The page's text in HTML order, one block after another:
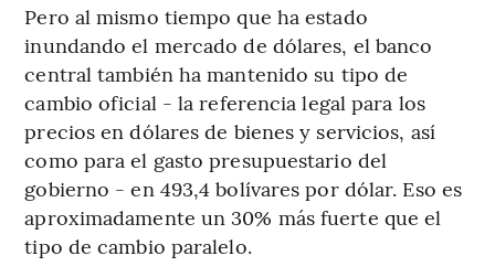
Pero al mismo tiempo que ha estado
inundando el mercado de dólares, el banco
central también ha mantenido su tipo de
cambio oficial - la referencia legal para los
precios en dólares de bienes y servicios, así
como para el gasto presupuestario del
gobierno - en 493,4 bolívares por dólar. Eso es
aproximadamente un 30% más fuerte que el
tipo de cambio paralelo.